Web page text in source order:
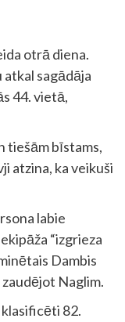
otrā diena.
sagādāja
44. vietā,
tiešām bīstams,
atzina, ka veikuši
labie
“izgrieza
Dambis
Naglim.
82.